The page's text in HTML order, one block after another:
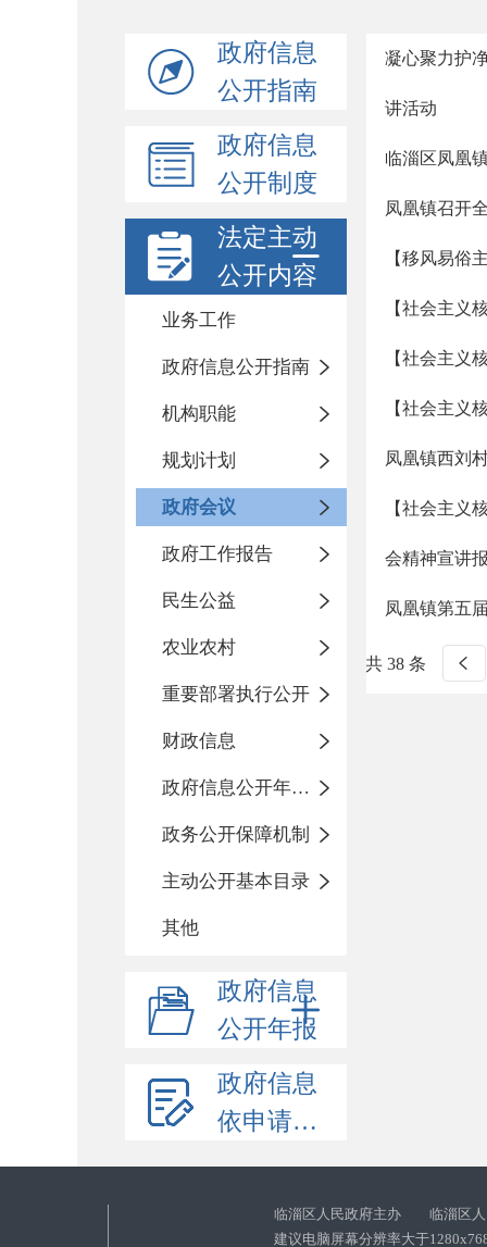
政府信息
公开指南
政府信息
公开制度
法定主动
公开内容
业务工作
政府信息公开指南
机构职能
规划计划
政府会议
政府工作报告
民生公益
农业农村
重要部署执行公开
财政信息
政府信息公开年度报告
政务公开保障机制
主动公开基本目录
其他
政府信息
公开年报
政府信息
依申请公开
凝心聚力护
讲活动
临淄区凤凰
凤凰镇召开
【移风易俗
【社会主义
【社会主义
【社会主义
凤凰镇西刘
【社会主义
会精神宣讲
凤凰镇第五
共 38 条
临淄区人民政府主办 临淄区人
建议电脑屏幕分辨率大于